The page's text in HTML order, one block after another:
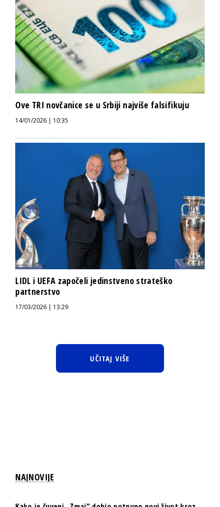
Ove TRI novčanice se u Srbiji najviše falsifikuju
14/01/2026 | 10:35
LIDL i UEFA započeli jedinstveno strateško
partnerstvo
17/03/2026 | 13:29
UČITAJ VIŠE
NAJNOVIJE